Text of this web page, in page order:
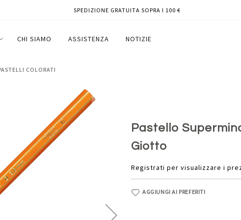
SPEDIZIONE GRATUITA SOPRA I 100 €
CHI SIAMO ASSISTENZA NOTIZIE
PASTELLI COLORATI
Pastello
Giotto
Registrati per visualizzare i
AGGIUNGI AI PREFERITI